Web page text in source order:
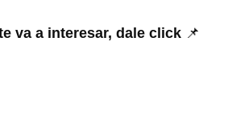
va a interesar, dale click 📌